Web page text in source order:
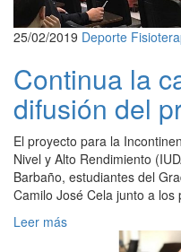
25/02/2019 Deporte
Continua la
difusión del
El proyecto para la
Nivel y Alto Rendimiento
Barbaño, estudiantes del
Camilo José Cela junto a
Leer más